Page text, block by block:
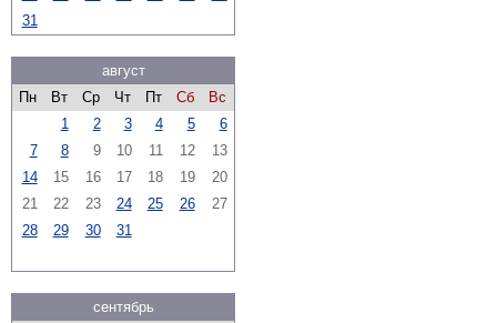
31
август
Пн
Вт Ср Чт Пт Сб
Вс
1
2 3 4 5
6
7
8 9 10 11 12
13
14
15 16 17 18 19
20
21
22 23 24 25 26
27
28
29 30 31
сентябрь